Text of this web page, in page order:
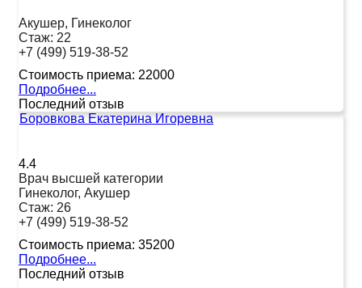
Акушер, Гинеколог
Стаж: 22
+7 (499) 519-38-52
Стоимость приема: 22000
Подробнее...
Последний отзыв
Боровкова Екатерина Игоревна
4.4
Врач высшей категории
Гинеколог, Акушер
Стаж: 26
+7 (499) 519-38-52
Стоимость приема: 35200
Подробнее...
Последний отзыв